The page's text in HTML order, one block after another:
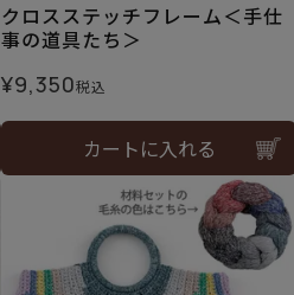
クロスステッチフレーム＜手仕
事の道具たち＞
¥9,350税込
カートに入れる